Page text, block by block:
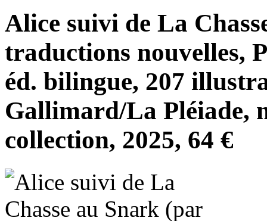
Alice suivi de La
traductions nouvelles,
éd. bilingue, 207
Gallimard/La Pléiade,
collection, 2025, 64 €